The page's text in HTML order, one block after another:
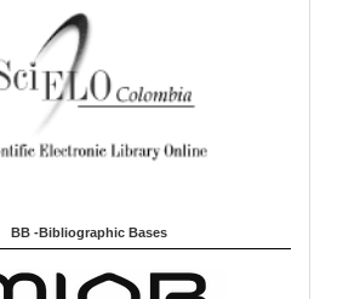
BB -Bibliographic Bases